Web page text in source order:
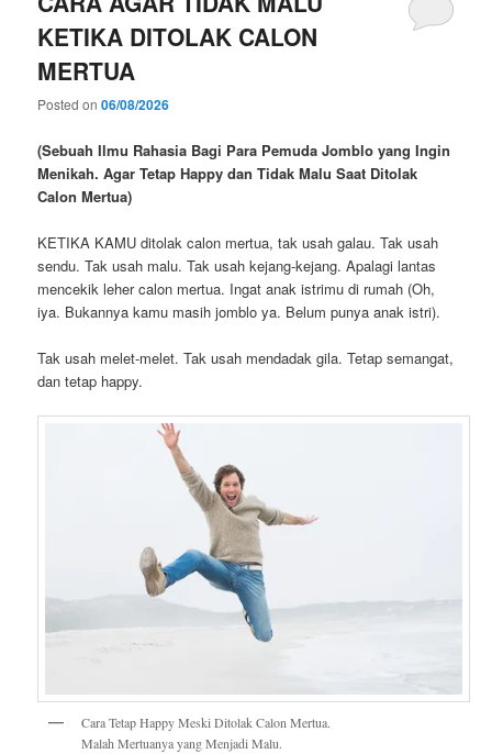
KETIKA DITOLAK CALON
MERTUA
Posted on06/08/2026
(Sebuah Ilmu Rahasia Bagi Para Pemuda Jomblo yang Ingin
Menikah. Agar Tetap Happy dan Tidak Malu Saat Ditolak
Calon Mertua)
KETIKA KAMU ditolak calon mertua, tak usah galau. Tak usah
sendu. Tak usah malu. Tak usah kejang-kejang. Apalagi lantas
mencekik leher calon mertua. Ingat anak istrimu di rumah (Oh,
iya. Bukannya kamu masih jomblo ya. Belum punya anak istri).
Tak usah melet-melet. Tak usah mendadak gila. Tetap semangat,
dan tetap happy.
Cara Tetap Happy Meski Ditolak Calon Mertua.
Malah Mertuanya yang Menjadi Malu.